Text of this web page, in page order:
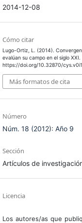
2014-12-08
Cómo citar
Lugo-Ortiz, L. (2014).
evalúan su campo en el siglo XXI.
https://doi.org/10.32870/
Más formatos de cita
Número
Núm. 18 (2012): Año 9
Sección
Artículos de
Licencia
Los autores/as que